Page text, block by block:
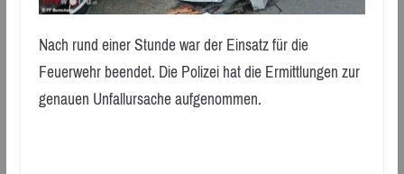
Nach rund einer Stunde war der Einsatz für die
Feuerwehr beendet. Die Polizei hat die Ermittlungen zur
genauen Unfallursache aufgenommen.